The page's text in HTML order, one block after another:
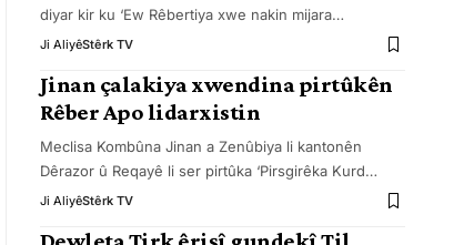
diyar kir ku ‘Ew Rêbertiya xwe nakin mijara…
Ji AliyêStêrk TV
Jinan çalakiya xwendina pirtûkên
Rêber Apo lidarxistin
Meclisa Kombûna Jinan a Zenûbiya li kantonên
Dêrazor û Reqayê li ser pirtûka ‘Pirsgirêka Kurd…
Ji AliyêStêrk TV